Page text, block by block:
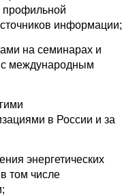
семинар
профильной
информации;
на семинарах и
с международным
в России и за
энергетических
том числе